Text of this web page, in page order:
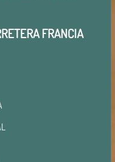
FRANCIA